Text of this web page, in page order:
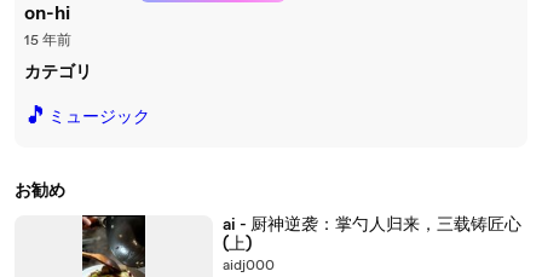
on-hi
15 年前
カテゴリ
🎵 ミュージック
お勧め
ai - 厨神逆袭：掌勺人归来，三载铸匠心
(上)
aidj000